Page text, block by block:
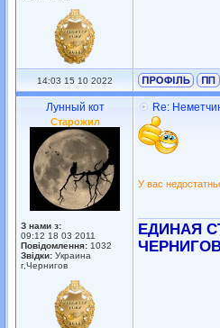
14:03 15 10 2022
Лунный кот
Старожил
З нами з:
09:12 18 03 2011
Повідомлення: 1032
Звідки: Украина
г,Чернигов
Re:
У вас
ЕДИНАЯ